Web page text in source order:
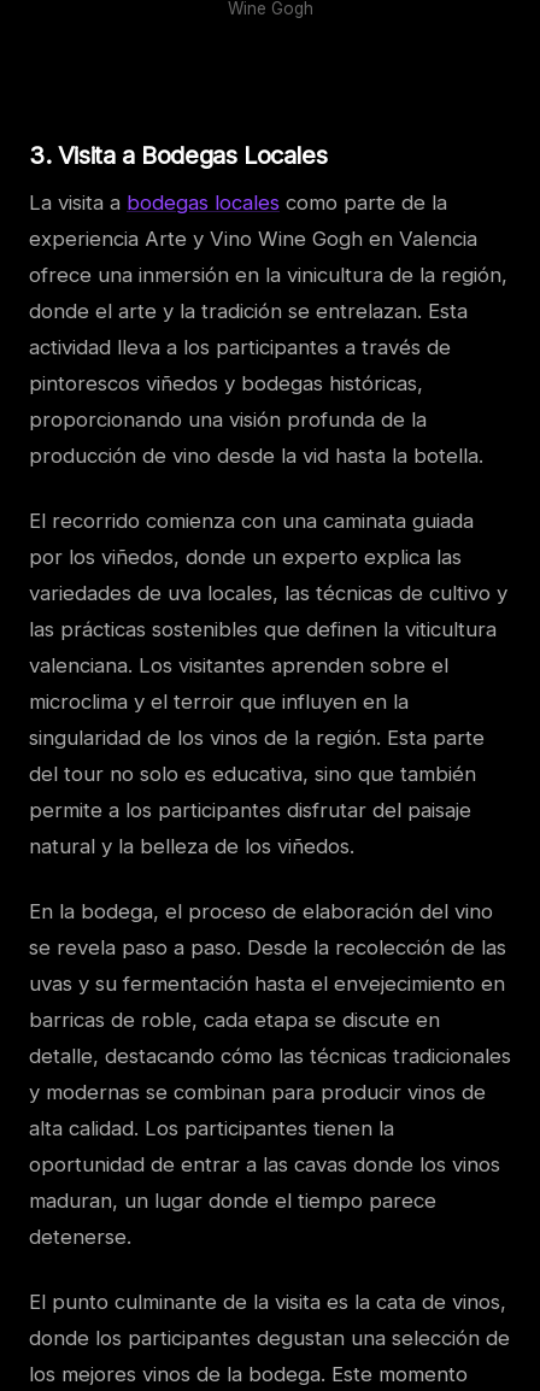
Wine Gogh
3. Visita a Bodegas Locales
La visita a bodegas locales como parte de la
experiencia Arte y Vino Wine Gogh en Valencia
ofrece una inmersión en la vinicultura de la región,
donde el arte y la tradición se entrelazan. Esta
actividad lleva a los participantes a través de
pintorescos viñedos y bodegas históricas,
proporcionando una visión profunda de la
producción de vino desde la vid hasta la botella.
El recorrido comienza con una caminata guiada
por los viñedos, donde un experto explica las
variedades de uva locales, las técnicas de cultivo y
las prácticas sostenibles que definen la viticultura
valenciana. Los visitantes aprenden sobre el
microclima y el terroir que influyen en la
singularidad de los vinos de la región. Esta parte
del tour no solo es educativa, sino que también
permite a los participantes disfrutar del paisaje
natural y la belleza de los viñedos.
En la bodega, el proceso de elaboración del vino
se revela paso a paso. Desde la recolección de las
uvas y su fermentación hasta el envejecimiento en
barricas de roble, cada etapa se discute en
detalle, destacando cómo las técnicas tradicionales
y modernas se combinan para producir vinos de
alta calidad. Los participantes tienen la
oportunidad de entrar a las cavas donde los vinos
maduran, un lugar donde el tiempo parece
detenerse.
El punto culminante de la visita es la cata de vinos,
donde los participantes degustan una selección de
los mejores vinos de la bodega. Este momento